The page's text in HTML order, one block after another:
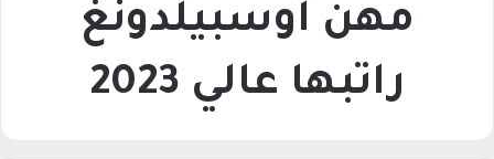
مهن أوسبيلدونغ
راتبها عالي 2023